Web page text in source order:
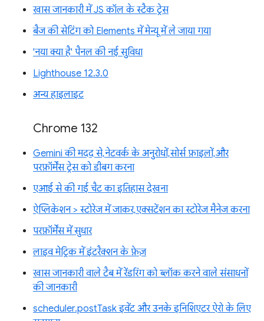
खास जानकारी में JS कॉल के स्टैक ट्रेस
बैज की सेटिंग को Elements में मेन्यू में ले जाया गया
'नया क्या है' पैनल की नई सुविधा
Lighthouse 12.3.0
अन्य हाइलाइट
Chrome 132
Gemini की मदद से, नेटवर्क के अनुरोधों, सोर्स फ़ाइलों, और
परफ़ॉर्मेंस ट्रेस को डीबग करना
एआई से की गई चैट का इतिहास देखना
ऐप्लिकेशन > स्टोरेज में जाकर, एक्सटेंशन का स्टोरेज मैनेज करना
परफ़ॉर्मेंस में सुधार
लाइव मेट्रिक में इंटरैक्शन के फ़ेज़
खास जानकारी वाले टैब में रेंडरिंग को ब्लॉक करने वाले संसाधनों
की जानकारी
scheduler.postTask इवेंट और उनके इनिशिएटर ऐरो के लिए